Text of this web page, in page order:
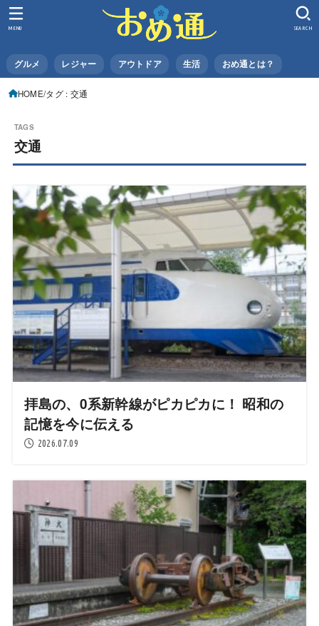
グルメ レジャー アウトドア 生活 おめ通とは？
SEARCH
MENU
HOME タグ : 交通
交通
拝島の、0系新幹線がピカピカに！ 昭和の
記憶を今に伝える
2026.07.09